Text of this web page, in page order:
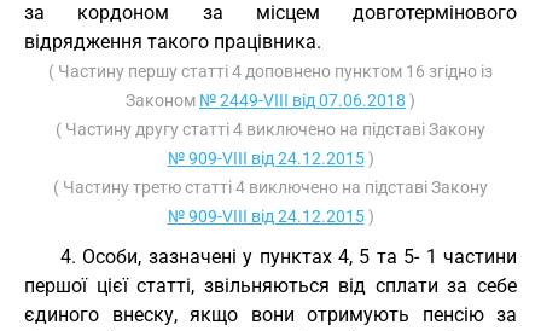
за кордоном за місцем довготермінового
відрядження такого працівника.
( Частину першу статті 4 доповнено пунктом 16 згідно із
Законом № 2449-VIII від 07.06.2018 )
( Частину другу статті 4 виключено на підставі Закону
№ 909-VIII від 24.12.2015)
( Частину третю статті 4 виключено на підставі Закону
№ 909-VIII від 24.12.2015)
4. Особи, зазначені у пунктах 4, 5 та 5- 1 частини
першої цієї статті, звільняються від сплати за себе
єдиного внеску, якщо вони отримують пенсію за